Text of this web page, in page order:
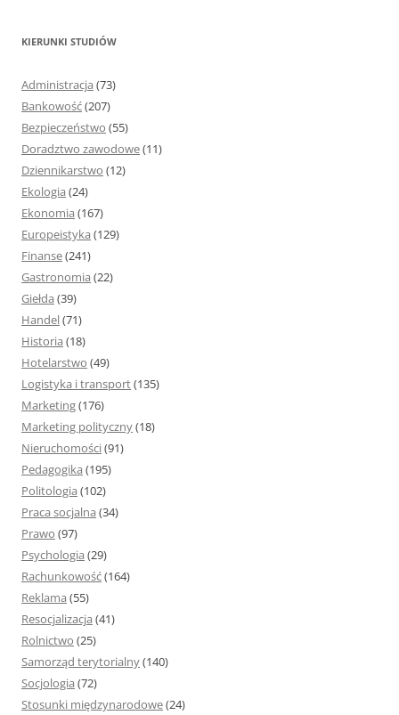
KIERUNKI STUDIÓW
Administracja (73)
Bankowość(207)
Bezpieczeństwo (55)
Doradztwo zawodowe(11)
Dziennikarstwo (12)
Ekologia (24)
Ekonomia (167)
Europeistyka (129)
Finanse(241)
Gastronomia (22)
Giełda (39)
Handel(71)
Historia (18)
Hotelarstwo (49)
Logistyka i transport(135)
Marketing(176)
Marketing polityczny(18)
Nieruchomości(91)
Pedagogika (195)
Politologia (102)
Praca socjalna (34)
Prawo (97)
Psychologia (29)
Rachunkowość(164)
Reklama (55)
Resocjalizacja (41)
Rolnictwo (25)
Samorząd terytorialny(140)
Socjologia (72)
Stosunki międzynarodowe(24)